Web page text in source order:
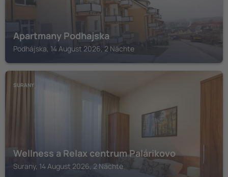
Apartmany Podhajska
Podhájska, 14 August 2026, 2 Nächte
SURANY
Wellness a Relax centrum Palárikovo
Surany, 14 August 2026, 2 Nächte